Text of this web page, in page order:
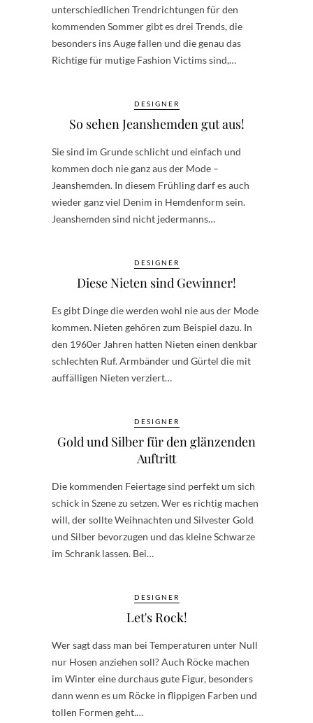
unterschiedlichen Trendrichtungen für den
kommenden Sommer gibt es drei Trends, die
besonders ins Auge fallen und die genau das
Richtige für mutige Fashion Victims sind,…
DESIGNER
So sehen Jeanshemden gut aus!
Sie sind im Grunde schlicht und einfach und
kommen doch nie ganz aus der Mode –
Jeanshemden. In diesem Frühling darf es auch
wieder ganz viel Denim in Hemdenform sein.
Jeanshemden sind nicht jedermanns…
DESIGNER
Diese Nieten sind Gewinner!
Es gibt Dinge die werden wohl nie aus der Mode
kommen. Nieten gehören zum Beispiel dazu. In
den 1960er Jahren hatten Nieten einen denkbar
schlechten Ruf. Armbänder und Gürtel die mit
auffälligen Nieten verziert…
DESIGNER
Gold und Silber für den glänzenden
Auftritt
Die kommenden Feiertage sind perfekt um sich
schick in Szene zu setzen. Wer es richtig machen
will, der sollte Weihnachten und Silvester Gold
und Silber bevorzugen und das kleine Schwarze
im Schrank lassen. Bei…
DESIGNER
Let's Rock!
Wer sagt dass man bei Temperaturen unter Null
nur Hosen anziehen soll? Auch Röcke machen
im Winter eine durchaus gute Figur, besonders
dann wenn es um Röcke in flippigen Farben und
tollen Formen geht.…